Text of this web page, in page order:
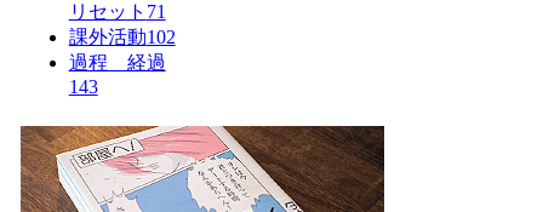
リセット 71
課外活動102
過程 経過
143